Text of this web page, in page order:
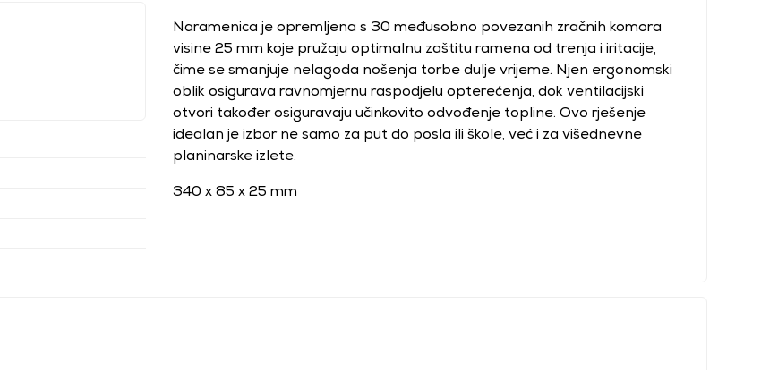
Naramenica je opremljena s 30 međusobno povezanih zračnih komora
visine 25 mm koje pružaju optimalnu zaštitu ramena od trenja i iritacije,
čime se smanjuje nelagoda nošenja torbe dulje vrijeme. Njen ergonomski
oblik osigurava ravnomjernu raspodjelu opterećenja, dok ventilacijski
otvori također osiguravaju učinkovito odvođenje topline. Ovo rješenje
idealan je izbor ne samo za put do posla ili škole, već i za višednevne
planinarske izlete.
340 x 85 x 25 mm